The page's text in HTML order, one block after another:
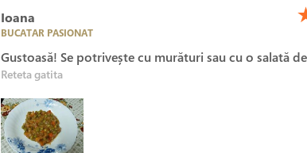
Ioana
BUCATAR PASIONAT
(*)
Gustoasă! Se potrivește cu murături sau cu o salată
Reteta gatita